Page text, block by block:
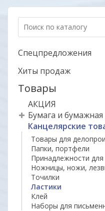
Спецпредложения
Хиты продаж
Товары
АКЦИЯ
Бумага и
Канцелярские
Товары для
Папки, портфели
Принадлежности
Ножницы, ножи,
Точилки
Ластики
Клей
Наборы для